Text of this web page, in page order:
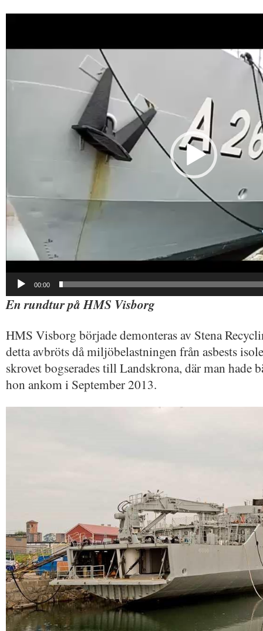
00:00
En rundtur på HMS Visborg
HMS Visborg började demonteras av Stena
detta avbröts då miljöbelastningen från asbests
skrovet bogserades till Landskrona, där man hade
hon ankom i September 2013.